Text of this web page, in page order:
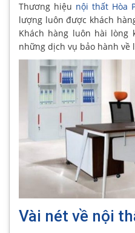
Thương hiệu nội thất Hòa
lượng luôn được khách
Khách hàng luôn hài lòng
những dịch vụ bảo hành về
Vài nét về nội